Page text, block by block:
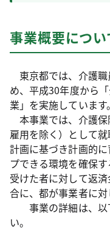
事業概要につい
東京都では、介護
め、平成30年度から
業」を実施しています。
本事業では、介護
雇用を除く）として
計画に基づき計画的
プできる環境を確保
受けた者に対して返
合に、都が事業者に対
事業の詳細は、以
い。